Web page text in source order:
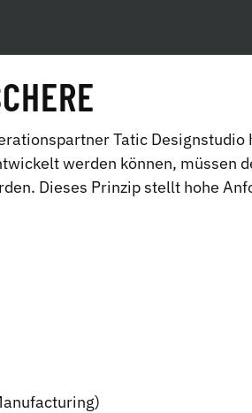
Tatic
werden können, müssen
Dieses Prinzip stellt hohe